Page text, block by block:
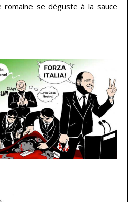
romaine se déguste à la sauce